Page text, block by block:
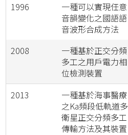
1996
一種可以實現任意
音韻變化之國語語
音波形合成方法
2008
一種基於正交分頻
多工之用戶電力相
位檢測裝置
2013
一種基於海事醫療
之Ka頻段低軌道多
衛星正交分頻多工
傳輸方法及其裝置